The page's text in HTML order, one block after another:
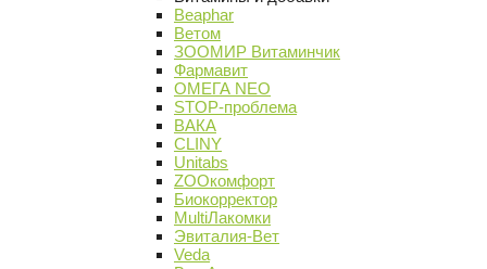
Beaphar
Ветом
ЗООМИР Витаминчик
Фармавит
ОМЕГА NEO
STOP-проблема
ВАКА
CLINY
Unitabs
ZOOкомфорт
Биокорректор
MultiЛакомки
Эвиталия-Вет
Veda